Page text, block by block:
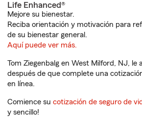
Life Enhanced®
Mejore su bienestar.
Reciba orientación y motivación para
de su bienestar general.
Aquí puede ver más.
Tom Ziegenbalg en West Milford, NJ, le
después de que complete una
en línea.
Comience su cotización de seguro de
y sencillo!